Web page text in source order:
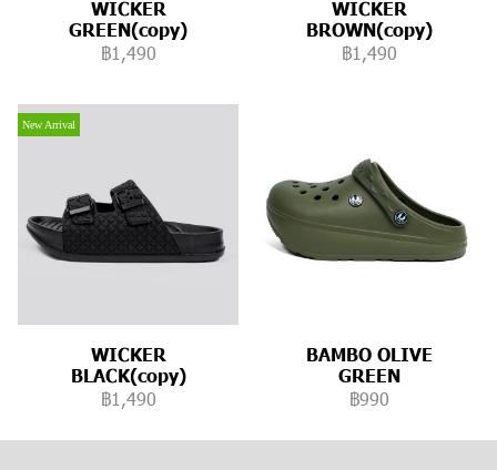
WICKER
GREEN(copy)
฿1,490
WICKER
BROWN(copy)
฿1,490
New Arrival
WICKER
BLACK(copy)
฿1,490
BAMBO OLIVE
GREEN
฿990